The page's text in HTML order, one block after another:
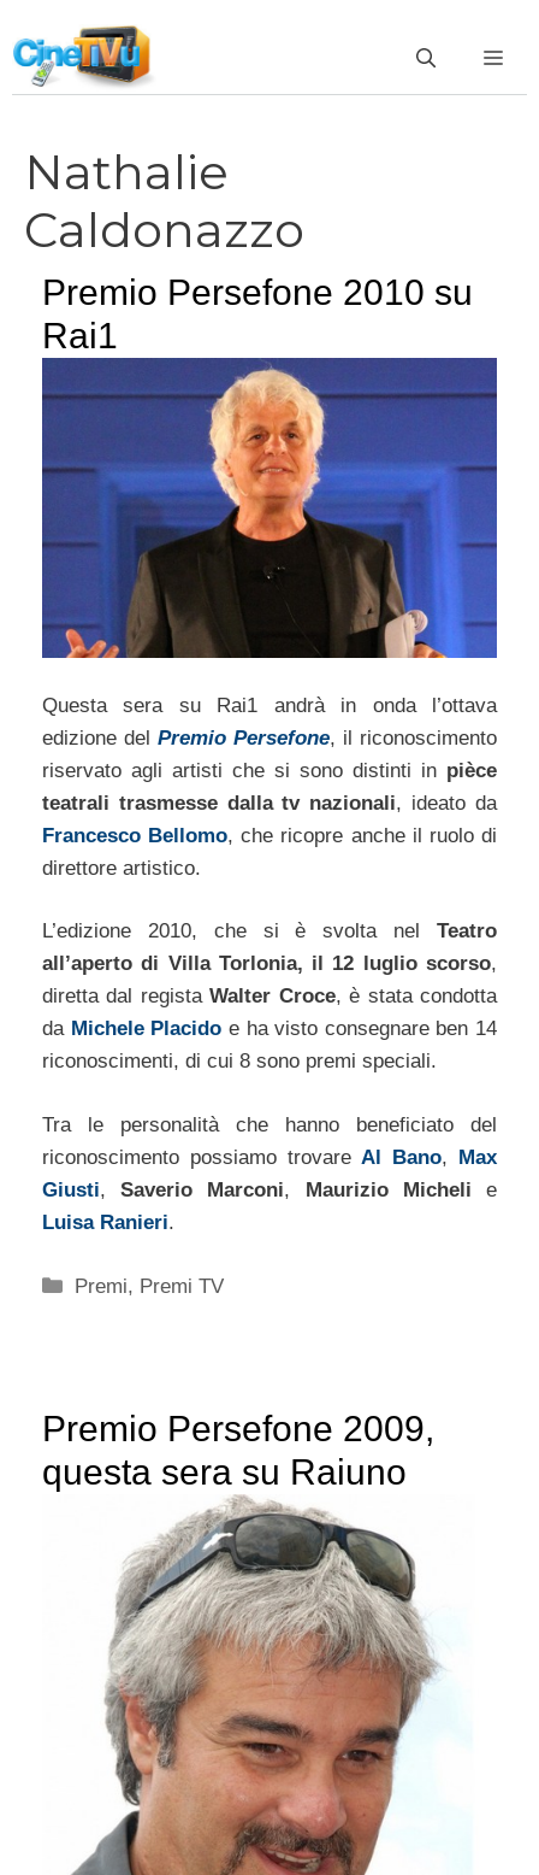
al
contenuto
Nathalie
Caldonazzo
Premio Persefone 2010 su
Rai1
Questa sera su Rai1 andrà in onda l’ottava
edizione del Premio Persefone, il riconoscimento
riservato agli artisti che si sono distinti in pièce
teatrali trasmesse dalla tv nazionali, ideato da
Francesco Bellomo, che ricopre anche il ruolo di
direttore artistico.
L’edizione 2010, che si è svolta nel Teatro
all’aperto di Villa Torlonia, il 12 luglio scorso,
diretta dal registaWalter Croce, è stata condotta
da Michele Placido e ha visto consegnare ben 14
riconoscimenti, di cui 8 sono premi speciali.
Tra le personalità che hanno beneficiato del
riconoscimento possiamo trovareAl Bano, Max
Giusti,Saverio Marconi, Maurizio Micheli e
Luisa Ranieri.
Categorie
Premi, Premi TV
Premio Persefone 2009,
questa sera su Raiuno